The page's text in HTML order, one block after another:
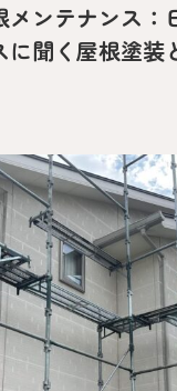
メンテナンス：
に聞く屋根塗装